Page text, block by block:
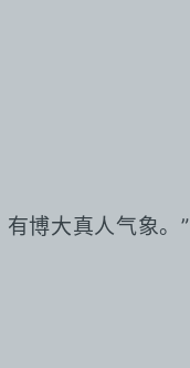
博大真人气象。”